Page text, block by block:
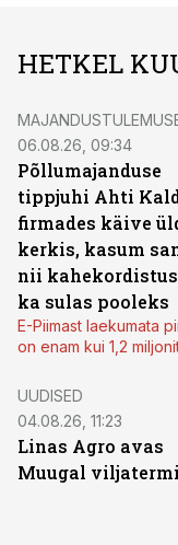
HETKEL
06.08.26, 09:34
Põllumajanduse
tippjuhi Ahti
firmades käive
kerkis, kasum
nii
ka sulas pooleks
E-Piimast laekumata
on enam kui 1,2
UUDISED
04.08.26, 11:23
Linas Agro avas
Muugal